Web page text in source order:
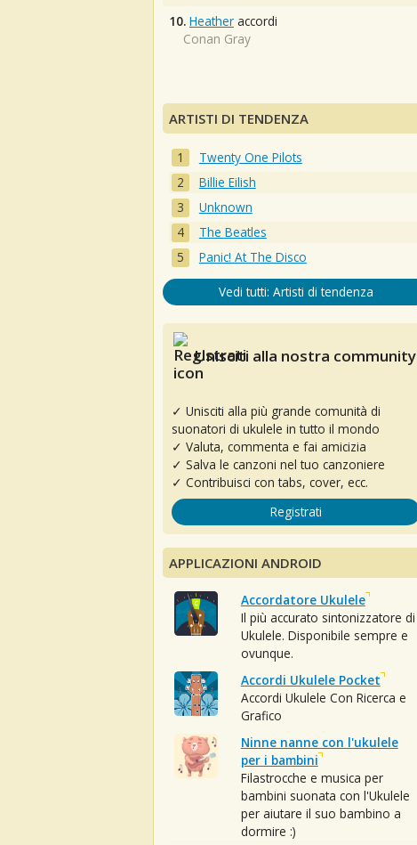
10. Heather accordi
Conan Gray
ARTISTI DI TENDENZA
Twenty One Pilots
Billie Eilish
Unknown
The Beatles
Panic! At The Disco
Vedi tutti: Artisti di tendenza
Unisciti alla nostra
✓ Unisciti alla più grande comunità di
suonatori di ukulele in tutto il mondo
✓ Valuta, commenta e fai amicizia
✓ Salva le canzoni nel tuo canzoniere
✓ Contribuisci con tabs, cover, ecc.
Registrati
APPLICAZIONI ANDROID
Accordatore Ukulele
Il più accurato sintonizzatore di
Ukulele. Disponibile sempre e
ovunque.
Accordi Ukulele Pocket
Accordi Ukulele Con Ricerca e
Grafico
Ninne nanne con l'ukulele
per i bambini
Filastrocche e musica per
bambini suonata con l'Ukulele
per aiutare il suo bambino a
dormire :)